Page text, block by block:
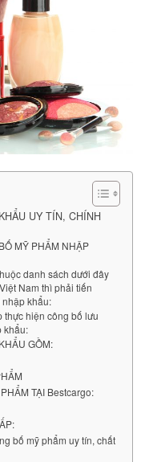
UY TÍN, CHÍNH
MỸ PHẨM NHẬP
danh sách dưới đây
Nam thì phải tiến
khẩu:
hiện công bố lưu
khẩu:
GỒM:
TẠI Bestcargo:
bố mỹ phẩm uy tín, chất